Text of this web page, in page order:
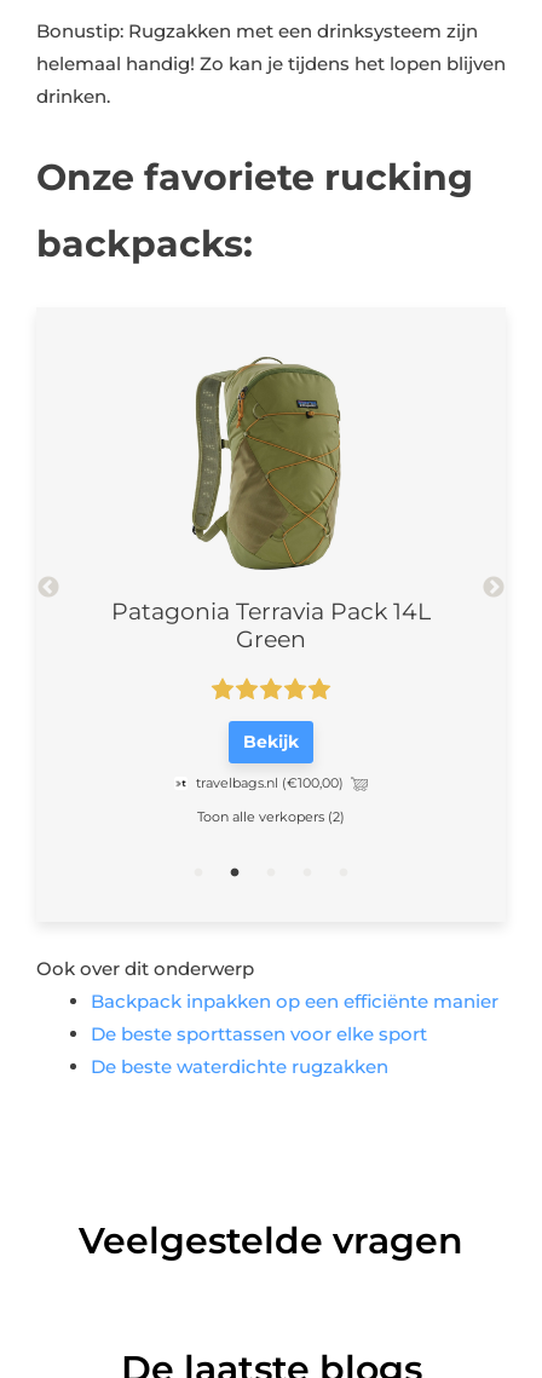
Bonustip: Rugzakken met een drinksysteem zijn
helemaal handig! Zo kan je tijdens het lopen blijven
drinken.
Onze favoriete rucking
backpacks:
Patagonia Terravia Pack 14L
Green
Bekijk
travelbags.nl (€100,00)
Toon alle verkopers (2)
Ook over dit onderwerp
Backpack inpakken op een efficiënte manier
De beste sporttassen voor elke sport
De beste waterdichte rugzakken
Veelgestelde vragen
De laatste blogs